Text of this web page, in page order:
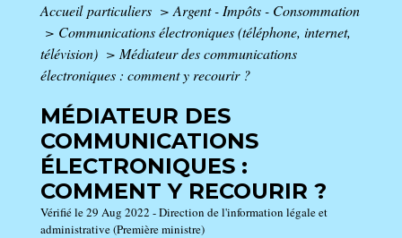
Accueil particuliers > Argent - Impôts - Consommation
> Communications électroniques (téléphone, internet,
télévision) > Médiateur des communications
électroniques : comment y recourir ?
MÉDIATEUR DES
COMMUNICATIONS
ÉLECTRONIQUES :
COMMENT Y RECOURIR ?
Vérifié le 29 Aug 2022 - Direction de l'information légale et
administrative (Première ministre)